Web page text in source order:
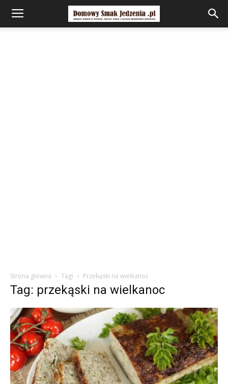
Strona główna Tagi Przekąski na wielkanoc
Tag: przekąski na wielkanoc